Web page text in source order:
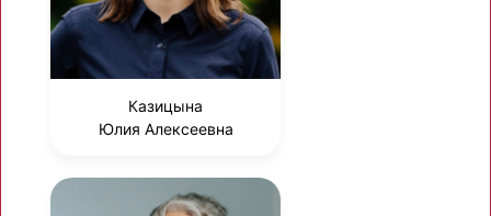
Казицына
Юлия Алексеевна